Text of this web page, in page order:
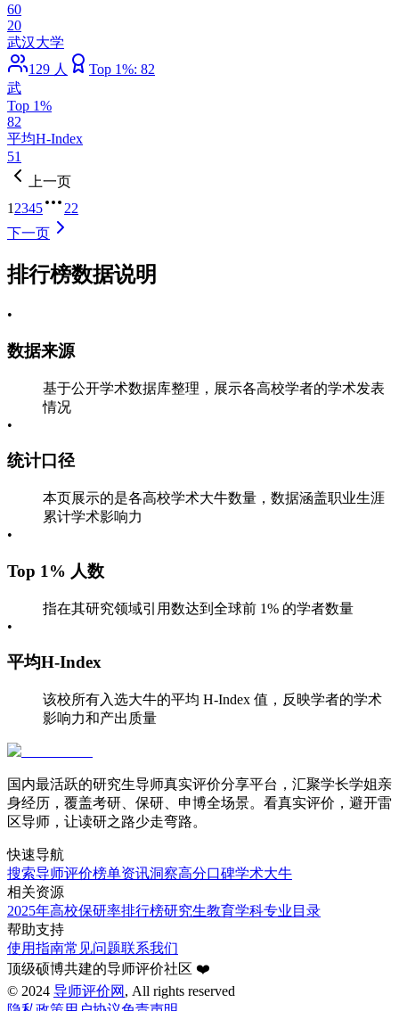
60
20
武汉大学
129 人 Top 1%: 82
武
Top 1%
82
平均H-Index
51
上一页
1 2345
22
下一页
排行榜数据说明
•
数据来源
基于公开学术数据库整理，展示各高校学者的学术发表
情况
•
统计口径
本页展示的是各高校学术大牛数量，数据涵盖职业生涯
累计学术影响力
•
Top 1% 人数
指在其研究领域引用数达到全球前 1% 的学者数量
•
平均H-Index
该校所有入选大牛的平均 H-Index 值，反映学者的学术
影响力和产出质量
国内最活跃的研究生导师真实评价分享平台，汇聚学长学姐亲
身经历，覆盖考研、保研、申博全场景。看真实评价，避开雷
区导师，让读研之路少走弯路。
快速导航
搜索导师评价榜单资讯洞察高分口碑学术大牛
相关资源
2025年高校保研率排行榜研究生教育学科专业目录
帮助支持
使用指南常见问题联系我们
顶级硕博共建的导师评价社区 ❤️
© 2024 导师评价网 , All rights reserved